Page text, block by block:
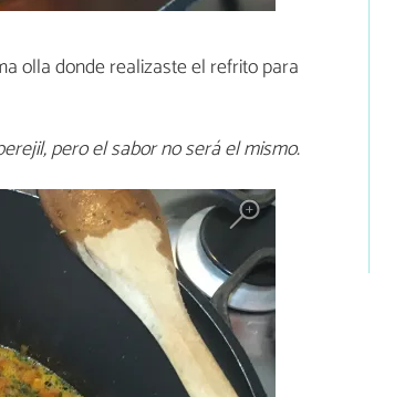
olla donde realizaste el refrito para
pero el sabor no será el mismo.